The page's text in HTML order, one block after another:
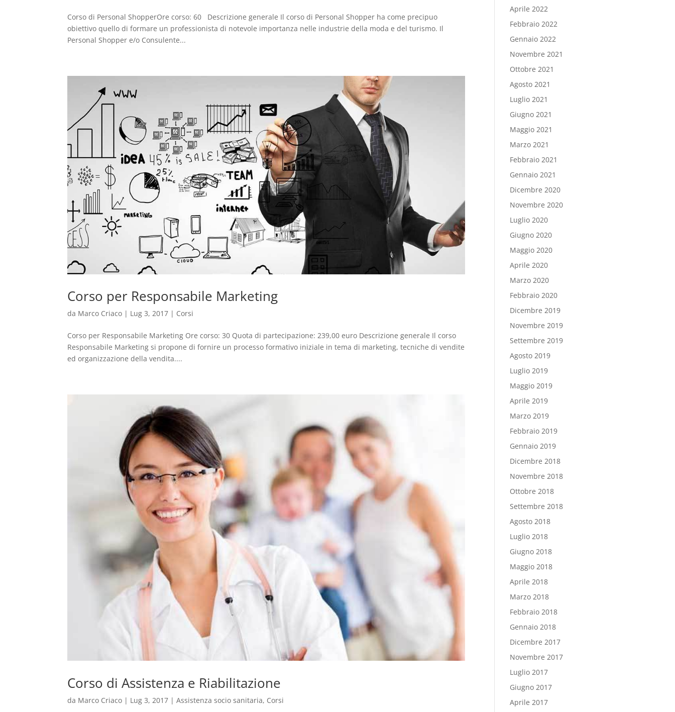
Corso di Personal ShopperOre corso: 60 Descrizione generale Il corso di Personal Shopper ha come precipuo
obiettivo quello di formare un professionista di notevole importanza nelle industrie della moda e del turismo. Il
Personal Shopper e/o Consulente...
Corso per Responsabile Marketing
da Marco Criaco | Lug 3, 2017 | Corsi
Corso per Responsabile Marketing Ore corso: 30 Quota di partecipazione: 239,00 euro Descrizione generale Il corso
Responsabile Marketing si propone di fornire un processo formativo iniziale in tema di marketing, tecniche di vendite
ed organizzazione della vendita....
Corso di Assistenza e Riabilitazione
da Marco Criaco | Lug 3, 2017 |Assistenza socio sanitaria, Corsi
Aprile 2022
Febbraio 2022
Gennaio 2022
Novembre 2021
Ottobre 2021
Agosto 2021
Luglio 2021
Giugno 2021
Maggio 2021
Marzo 2021
Febbraio 2021
Gennaio 2021
Dicembre 2020
Novembre 2020
Luglio 2020
Giugno 2020
Maggio 2020
Aprile 2020
Marzo 2020
Febbraio 2020
Dicembre 2019
Novembre 2019
Settembre 2019
Agosto 2019
Luglio 2019
Maggio 2019
Aprile 2019
Marzo 2019
Febbraio 2019
Gennaio 2019
Dicembre 2018
Novembre 2018
Ottobre 2018
Settembre 2018
Agosto 2018
Luglio 2018
Giugno 2018
Maggio 2018
Aprile 2018
Marzo 2018
Febbraio 2018
Gennaio 2018
Dicembre 2017
Novembre 2017
Luglio 2017
Giugno 2017
Aprile 2017